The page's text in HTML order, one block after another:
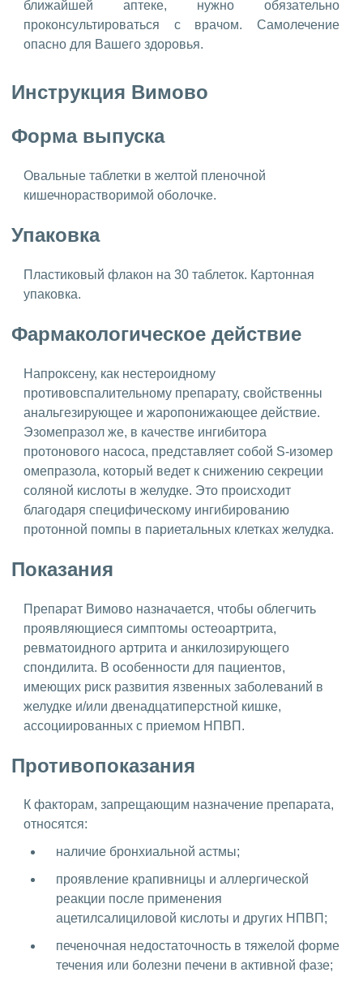
ближайшей аптеке, нужно обязательно
проконсультироваться с врачом. Самолечение
опасно для Вашего здоровья.
Инструкция Вимово
Форма выпуска
Овальные таблетки в желтой пленочной
кишечнорастворимой оболочке.
Упаковка
Пластиковый флакон на 30 таблеток. Картонная
упаковка.
Фармакологическое действие
Напроксену, как нестероидному
противовспалительному препарату, свойственны
анальгезирующее и жаропонижающее действие.
Эзомепразол же, в качестве ингибитора
протонового насоса, представляет собой S-изомер
омепразола, который ведет к снижению секреции
соляной кислоты в желудке. Это происходит
благодаря специфическому ингибированию
протонной помпы в париетальных клетках желудка.
Показания
Препарат Вимово назначается, чтобы облегчить
проявляющиеся симптомы остеоартрита,
ревматоидного артрита и анкилозирующего
спондилита. В особенности для пациентов,
имеющих риск развития язвенных заболеваний в
желудке и/или двенадцатиперстной кишке,
ассоциированных с приемом НПВП.
Противопоказания
К факторам, запрещающим назначение препарата,
относятся:
наличие бронхиальной астмы;
проявление крапивницы и аллергической
реакции после применения
ацетилсалициловой кислоты и других НПВП;
печеночная недостаточность в тяжелой форме
течения или болезни печени в активной фазе;